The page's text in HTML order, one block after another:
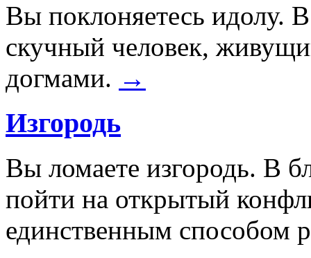
Вы поклоняетесь идолу.
скучный человек,
догмами. →
Изгородь
Вы ломаете изгородь. В
пойти на открытый
единственным способом